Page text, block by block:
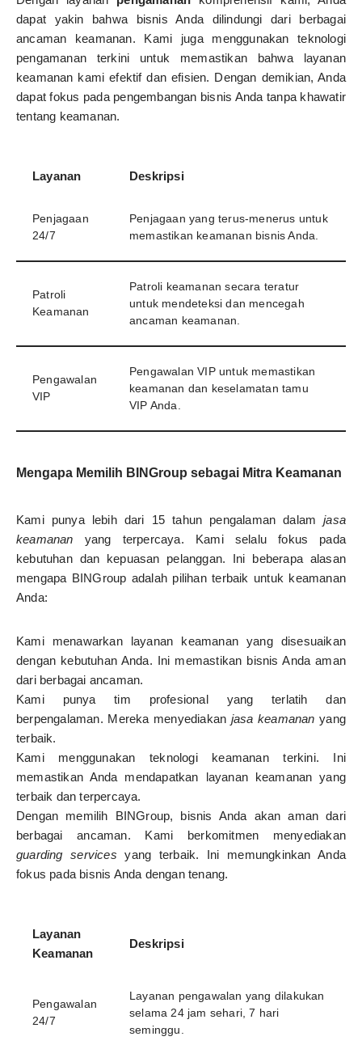
dapat yakin bahwa bisnis Anda dilindungi dari berbagai
ancaman keamanan. Kami juga menggunakan teknologi
pengamanan terkini untuk memastikan bahwa layanan
keamanan kami efektif dan efisien. Dengan demikian, Anda
dapat fokus pada pengembangan bisnis Anda tanpa khawatir
tentang keamanan.
Layanan Deskripsi
Penjagaan
24/7
Penjagaan yang terus-menerus untuk
memastikan keamanan bisnis Anda.
Patroli
Keamanan
Patroli keamanan secara teratur
untuk mendeteksi dan mencegah
ancaman keamanan.
Pengawalan
VIP
Pengawalan VIP untuk memastikan
keamanan dan keselamatan tamu
VIP Anda.
Mengapa Memilih BINGroup sebagai Mitra Keamanan
Kami punya lebih dari 15 tahun pengalaman dalamjasa
keamanan yang terpercaya. Kami selalu fokus pada
kebutuhan dan kepuasan pelanggan. Ini beberapa alasan
mengapa BINGroup adalah pilihan terbaik untuk keamanan
Anda:
Kami menawarkan layanan keamanan yang disesuaikan
dengan kebutuhan Anda. Ini memastikan bisnis Anda aman
dari berbagai ancaman.
Kami punya tim profesional yang terlatih dan
berpengalaman. Mereka menyediakan jasa keamanan yang
terbaik.
Kami menggunakan teknologi keamanan terkini. Ini
memastikan Anda mendapatkan layanan keamanan yang
terbaik dan terpercaya.
Dengan memilih BINGroup, bisnis Anda akan aman dari
berbagai ancaman. Kami berkomitmen menyediakan
guarding services yang terbaik. Ini memungkinkan Anda
fokus pada bisnis Anda dengan tenang.
Layanan
Keamanan
Deskripsi
Pengawalan
24/7
Layanan pengawalan yang dilakukan
selama 24 jam sehari, 7 hari
seminggu.